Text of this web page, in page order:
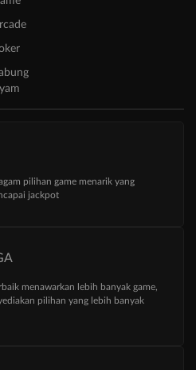
pilihan game menarik yang
jackpot
menawarkan lebih banyak game,
pilihan yang lebih banyak